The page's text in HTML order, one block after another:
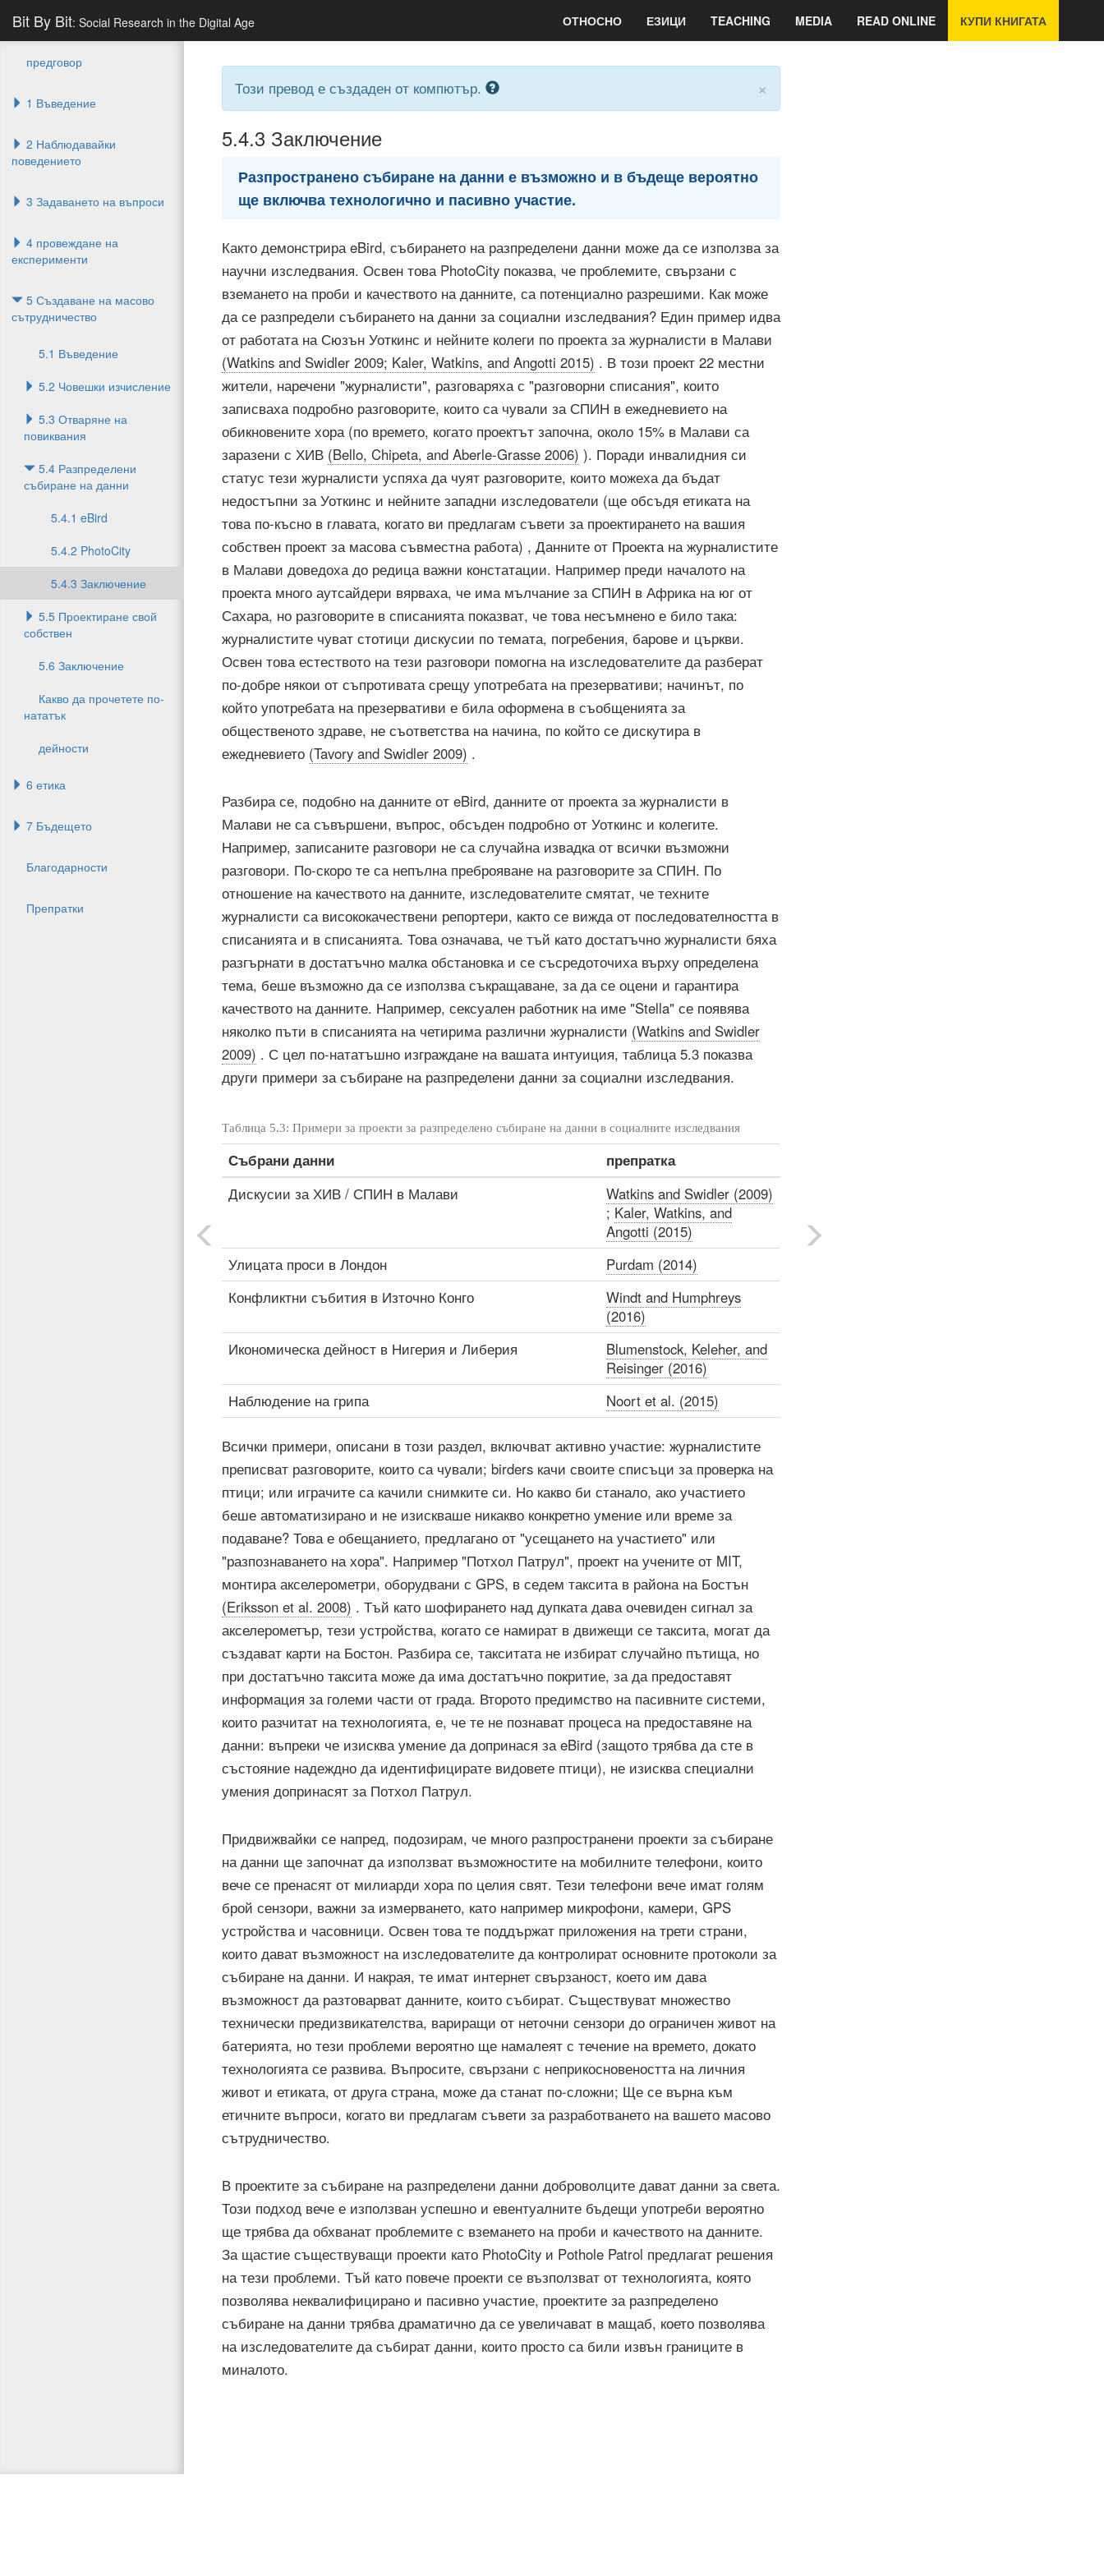
Bit By Bit: Social Research in the Digital Age ОТНОСНО ЕЗИЦИ TEACHING MEDIA READ ONLINE КУПИ КНИГАТА
предговор
1 Въведение
2 Наблюдавайки
поведението
3 Задаването на въпроси
4 провеждане на
експерименти
5 Създаване на масово
сътрудничество
5.1 Въведение
5.2 Човешки изчисление
5.3 Отваряне на
повиквания
5.4 Разпределени
събиране на данни
5.4.1 eBird
5.4.2 PhotoCity
5.4.3 Заключение
5.5 Проектиране свой ​​
собствен
5.6 Заключение
Какво да прочетете по-
нататък
дейности
6 етика
7 Бъдещето
Благодарности
Препратки
Този превод е създаден от компютър. ×
5.4.3 Заключение
Разпространено събиране на данни е възможно и в бъдеще вероятно
ще включва технологично и пасивно участие.
Както демонстрира eBird, събирането на разпределени данни може да се използва за
научни изследвания. Освен това PhotoCity показва, че проблемите, свързани с
вземането на проби и качеството на данните, са потенциално разрешими. Как може
да се разпредели събирането на данни за социални изследвания? Един пример идва
от работата на Сюзън Уоткинс и нейните колеги по проекта за журналисти в Малави
(Watkins and Swidler 2009; Kaler, Watkins, and Angotti 2015) . В този проект 22 местни
жители, наречени "журналисти", разговаряха с "разговорни списания", които
записваха подробно разговорите, които са чували за СПИН в ежедневието на
обикновените хора (по времето, когато проектът започна, около 15% в Малави са
заразени с ХИВ (Bello, Chipeta, and Aberle-Grasse 2006) ). Поради инвалидния си
статус тези журналисти успяха да чуят разговорите, които можеха да бъдат
недостъпни за Уоткинс и нейните западни изследователи (ще обсъдя етиката на
това по-късно в главата, когато ви предлагам съвети за проектирането на вашия
собствен проект за масова съвместна работа) , Данните от Проекта на журналистите
в Малави доведоха до редица важни констатации. Например преди началото на
проекта много аутсайдери вярваха, че има мълчание за СПИН в Африка на юг от
Сахара, но разговорите в списанията показват, че това несъмнено е било така:
журналистите чуват стотици дискусии по темата, погребения, барове и църкви.
Освен това естеството на тези разговори помогна на изследователите да разберат
по-добре някои от съпротивата срещу употребата на презервативи; начинът, по
който употребата на презервативи е била оформена в съобщенията за
общественото здраве, не съответства на начина, по който се дискутира в
ежедневието (Tavory and Swidler 2009) .
Разбира се, подобно на данните от eBird, данните от проекта за журналисти в
Малави не са съвършени, въпрос, обсъден подробно от Уоткинс и колегите.
Например, записаните разговори не са случайна извадка от всички възможни
разговори. По-скоро те са непълна преброяване на разговорите за СПИН. По
отношение на качеството на данните, изследователите смятат, че техните
журналисти са висококачествени репортери, както се вижда от последователността в
списанията и в списанията. Това означава, че тъй като достатъчно журналисти бяха
разгърнати в достатъчно малка обстановка и се съсредоточиха върху определена
тема, беше възможно да се използва съкращаване, за да се оцени и гарантира
качеството на данните. Например, сексуален работник на име "Stella" се появява
няколко пъти в списанията на четирима различни журналисти (Watkins and Swidler
2009) . С цел по-нататъшно изграждане на вашата интуиция, таблица 5.3 показва
други примери за събиране на разпределени данни за социални изследвания.
Таблица 5.3: Примери за проекти за разпределено събиране на данни в социалните изследвания
Събрани данни
препратка
Дискусии за ХИВ / СПИН в Малави
Watkins and Swidler (2009)
; Kaler, Watkins, and
Angotti (2015)
Улицата проси в Лондон
Purdam (2014)
Конфликтни събития в Източно Конго
Windt and Humphreys
(2016)
Икономическа дейност в Нигерия и Либерия
Blumenstock, Keleher, and
Reisinger (2016)
Наблюдение на грипа
Noort et al. (2015)
Всички примери, описани в този раздел, включват активно участие: журналистите
преписват разговорите, които са чували; birders качи своите списъци за проверка на
птици; или играчите са качили снимките си. Но какво би станало, ако участието
беше автоматизирано и не изискваше никакво конкретно умение или време за
подаване? Това е обещанието, предлагано от "усещането на участието" или
"разпознаването на хора". Например "Потхол Патрул", проект на учените от MIT,
монтира акселерометри, оборудвани с GPS, в седем таксита в района на Бостън
(Eriksson et al. 2008) . Тъй като шофирането над дупката дава очевиден сигнал за
акселерометър, тези устройства, когато се намират в движещи се таксита, могат да
създават карти на Бостон. Разбира се, такситата не избират случайно пътища, но
при достатъчно таксита може да има достатъчно покритие, за да предоставят
информация за големи части от града. Второто предимство на пасивните системи,
които разчитат на технологията, е, че те не познават процеса на предоставяне на
данни: въпреки че изисква умение да допринася за eBird (защото трябва да сте в
състояние надеждно да идентифицирате видовете птици), не изисква специални
умения допринасят за Потхол Патрул.
Придвижвайки се напред, подозирам, че много разпространени проекти за събиране
на данни ще започнат да използват възможностите на мобилните телефони, които
вече се пренасят от милиарди хора по целия свят. Тези телефони вече имат голям
брой сензори, важни за измерването, като например микрофони, камери, GPS
устройства и часовници. Освен това те поддържат приложения на трети страни,
които дават възможност на изследователите да контролират основните протоколи за
събиране на данни. И накрая, те имат интернет свързаност, което им дава
възможност да разтоварват данните, които събират. Съществуват множество
технически предизвикателства, вариращи от неточни сензори до ограничен живот на
батерията, но тези проблеми вероятно ще намалеят с течение на времето, докато
технологията се развива. Въпросите, свързани с неприкосновеността на личния
живот и етиката, от друга страна, може да станат по-сложни; Ще се върна към
етичните въпроси, когато ви предлагам съвети за разработването на вашето масово
сътрудничество.
В проектите за събиране на разпределени данни доброволците дават данни за света.
Този подход вече е използван успешно и евентуалните бъдещи употреби вероятно
ще трябва да обхванат проблемите с вземането на проби и качеството на данните.
За щастие съществуващи проекти като PhotoCity и Pothole Patrol предлагат решения
на тези проблеми. Тъй като повече проекти се възползват от технологията, която
позволява неквалифицирано и пасивно участие, проектите за разпределено
събиране на данни трябва драматично да се увеличават в мащаб, което позволява
на изследователите да събират данни, които просто са били извън границите в
миналото.